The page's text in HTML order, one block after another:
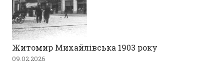
Житомир Михайлівська 1903 року
09.02.2026